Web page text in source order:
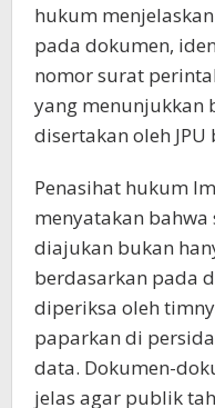
hukum
pada dokumen,
nomor surat
yang menunjukkan
disertakan oleh
Penasihat hukum
menyatakan
diajukan bukan
berdasarkan pada
diperiksa oleh
paparkan di
data. Dokumen-
jelas agar publik